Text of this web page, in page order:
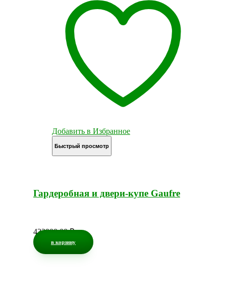
Добавить в Избранное
Быстрый просмотр
Гардеробная и двери-купе Gaufre
432000,00₽
в корзину